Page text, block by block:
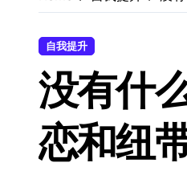
自我提升
没有什
恋和纽